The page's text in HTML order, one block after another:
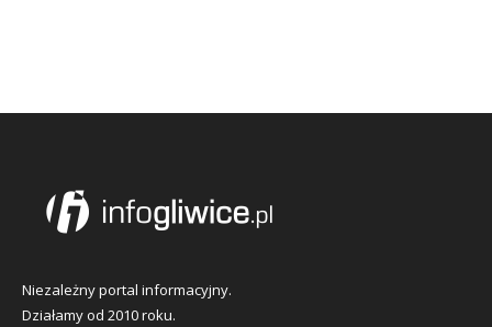
Niezależny portal informacyjny.
Działamy od 2010 roku.